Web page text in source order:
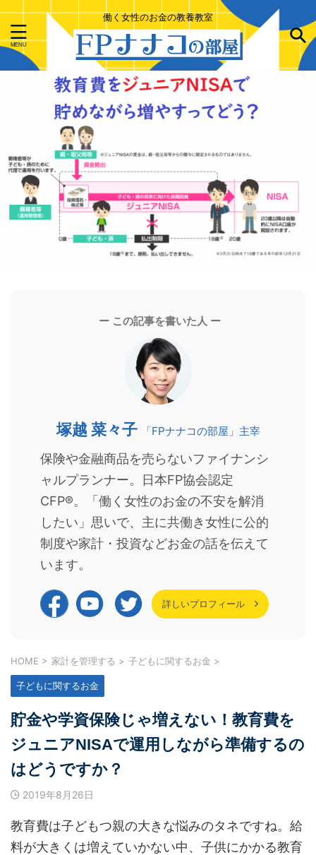
働く女性のお金の教養教室
ー この記事を書いた人 ー
塚越 菜々子 「FPナナコの部屋」主宰
保険や金融商品を売らないファイナンシ
ャルプランナー。日本FP協会認定
CFP®。「働く女性のお金の不安を解消
したい」思いで、主に共働き女性に公的
制度や家計・投資などお金の話を伝えて
います。
詳しいプロフィール
HOME > 家計を管理する > 子どもに関するお金 >
子どもに関するお金
貯金や学資保険じゃ増えない！教育費を
ジュニアNISAで運用しながら準備するの
はどうですか？
2019年8月26日
教育費は子どもつ親の大きな悩みのタネですね。給
料が大きくは増えていかない中、子供にかかる教育